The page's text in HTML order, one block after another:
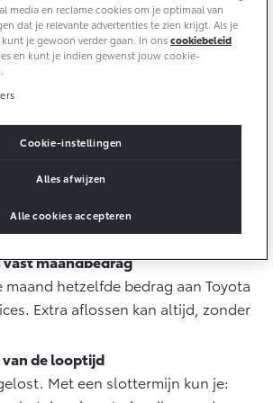
bZ4X Touring
Proace City (excl. BTW)
OOK ALS BATTERIJ-
ELEKTRISCH
Toyota Betaalplan?
doen of je inruilwaarde
(met eventueel een slottermijn)
blijft je maandbedrag lager. Alle
vooraf vast.
maandbedrag
maand hetzelfde bedrag aan Toyota
Extra aflossen kan altijd, zonder
de looptijd
Met een slottermijn kun je:
media en reclame cookies om je optimaal van
dat je relevante advertenties te zien krijgt. Als je
je gewoon verder gaan. In onscookiebeleid
en kunt je indien gewenst jouw cookie-
Cookie-instellingen
Alles afwijzen
Alle cookies accepteren